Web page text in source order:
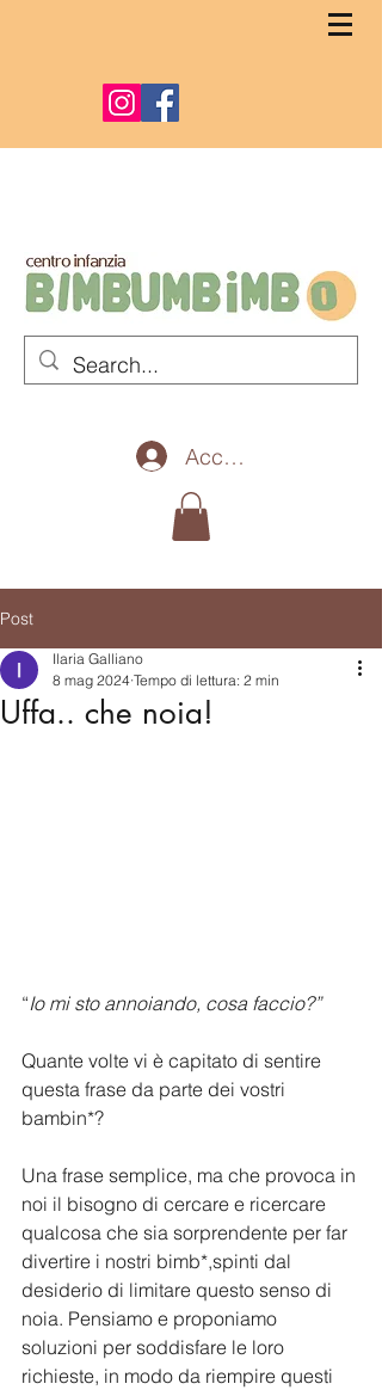
Accedi
Post
Uffa.. che noia!
Ilaria Galliano
8 mag 2024 Tempo di lettura: 2 min
“Io mi sto annoiando, cosa faccio?”
Quante volte vi è capitato di sentire
questa frase da parte dei vostri
bambin*?
Una frase semplice, ma che provoca in
noi il bisogno di cercare e ricercare
qualcosa che sia sorprendente per far
divertire i nostri bimb*,spinti dal
desiderio di limitare questo senso di
noia. Pensiamo e proponiamo
soluzioni per soddisfare le loro
richieste, in modo da riempire questi